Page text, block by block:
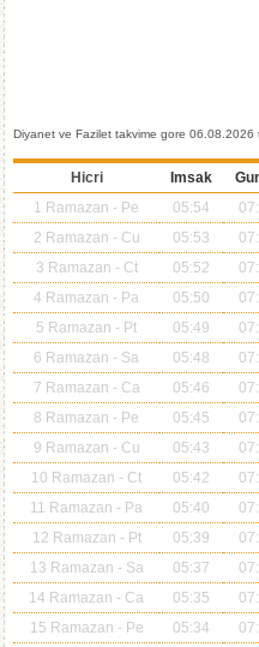
Diyanet ve Fazilet takvime gore 06.08.2026
Hicri Imsak
1 Ramazan - Pe 05:54
2 Ramazan - Cu 05:53
3 Ramazan - Ct 05:52
4 Ramazan - Pa 05:50
5 Ramazan - Pt 05:49
6 Ramazan - Sa 05:48
7 Ramazan - Ca 05:46
8 Ramazan - Pe 05:45
9 Ramazan - Cu 05:43
10 Ramazan - Ct 05:42
11 Ramazan - Pa 05:40
12 Ramazan - Pt 05:39
13 Ramazan - Sa 05:37
14 Ramazan - Ca 05:35
15 Ramazan - Pe 05:34